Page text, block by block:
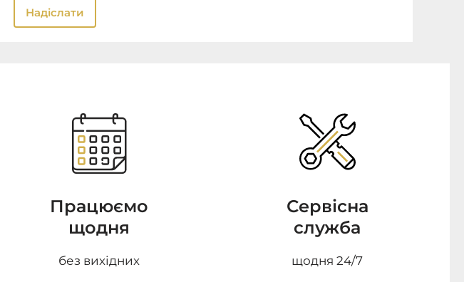
Надіслати
Працюємо
щодня
без вихідних
Сервісна
служба
щодня 24/7